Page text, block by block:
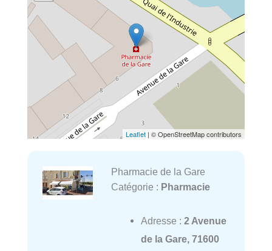
Leaflet | © OpenStreetMap contributors
Pharmacie de la Gare
Catégorie : Pharmacie
Adresse : 2 Avenue
de la Gare, 71600